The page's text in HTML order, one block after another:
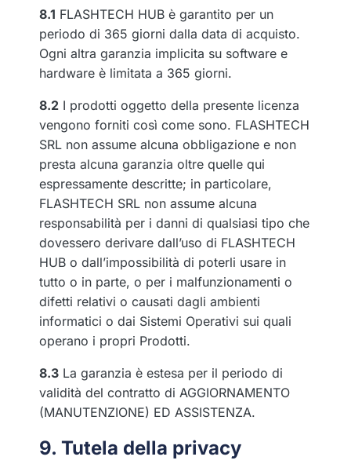
8.1 FLASHTECH HUB è garantito per un
periodo di 365 giorni dalla data di acquisto.
Ogni altra garanzia implicita su software e
hardware è limitata a 365 giorni.
8.2 I prodotti oggetto della presente licenza
vengono forniti così come sono. FLASHTECH
SRL non assume alcuna obbligazione e non
presta alcuna garanzia oltre quelle qui
espressamente descritte; in particolare,
FLASHTECH SRL non assume alcuna
responsabilità per i danni di qualsiasi tipo che
dovessero derivare dall’uso di FLASHTECH
HUB o dall’impossibilità di poterli usare in
tutto o in parte, o per i malfunzionamenti o
difetti relativi o causati dagli ambienti
informatici o dai Sistemi Operativi sui quali
operano i propri Prodotti.
8.3 La garanzia è estesa per il periodo di
validità del contratto di AGGIORNAMENTO
(MANUTENZIONE) ED ASSISTENZA.
9. Tutela della privacy